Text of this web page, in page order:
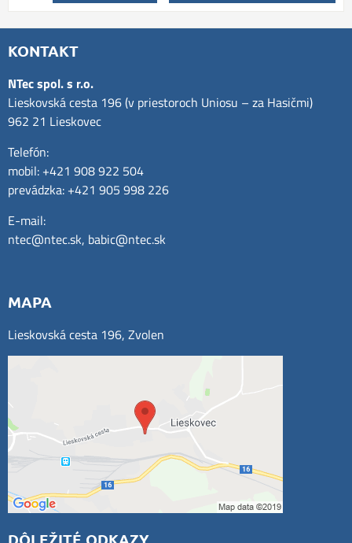
KONTAKT
NTec spol. s r.o.
Lieskovská cesta 196 (v priestoroch Uniosu – za Hasičmi)
962 21 Lieskovec
Telefón:
mobil: +421 908 922 504
prevádzka: +421 905 998 226
E-mail:
ntec@ntec.sk, babic@ntec.sk
MAPA
Lieskovská cesta 196, Zvolen